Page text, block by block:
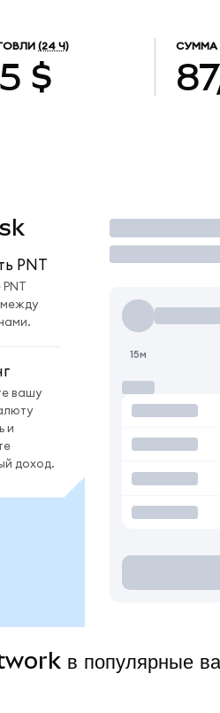
(24 Ч)
$
СУММА
PNT
между
вашу
и
доход.
Торговать
15м
в популярные